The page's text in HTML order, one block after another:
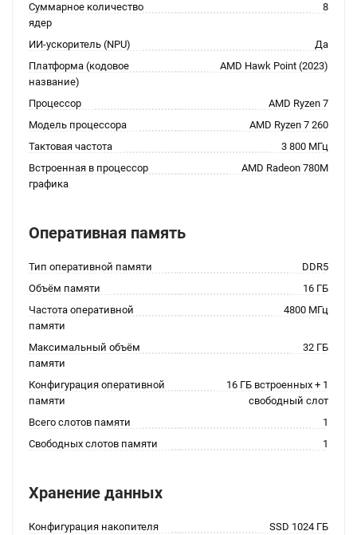
Суммарное количество
ядер
8
ИИ-ускоритель (NPU)
Да
Платформа (кодовое
название)
AMD Hawk Point (2023)
Процессор
AMD Ryzen 7
Модель процессора
AMD Ryzen 7 260
Тактовая частота
3 800 МГц
Встроенная в процессор
графика
AMD Radeon 780M
Оперативная память
Тип оперативной памяти
DDR5
Объём памяти
16 ГБ
Частота оперативной
памяти
4800 МГц
Максимальный объём
памяти
32 ГБ
Конфигурация оперативной
памяти
16 ГБ встроенных + 1
свободный слот
Всего слотов памяти
1
Свободных слотов памяти
1
Хранение данных
Конфигурация накопителя
SSD 1024 ГБ